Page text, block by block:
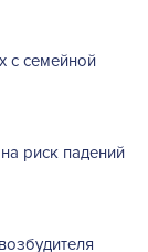
с семейной
риск падений